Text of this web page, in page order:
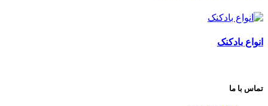
انواع بادکنک
تماس با ما